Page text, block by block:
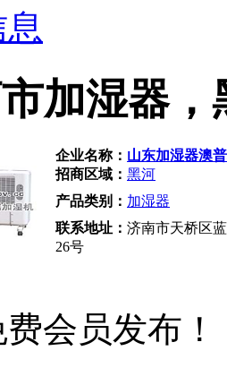
加湿器
企业名称： 山东加湿器澳
招商区域： 黑河
产品类别： 加湿器
联系地址： 济南市天桥区
26号
会员发布！